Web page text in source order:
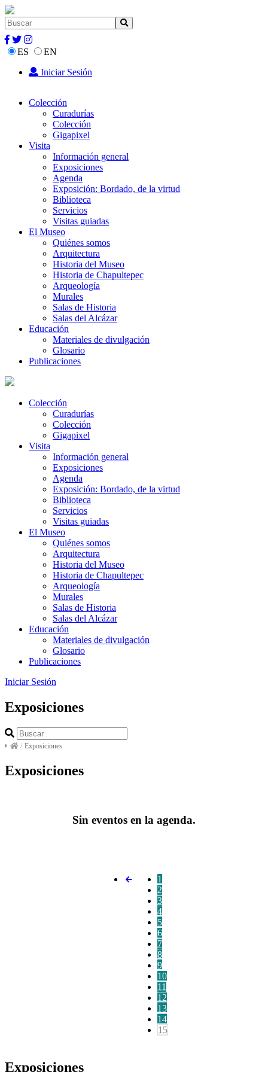
ES
EN
Iniciar Sesión
Colección
Curadurías
Colección
Gigapixel
Visita
Información general
Exposiciones
Agenda
Exposición: Bordado, de la virtud
Biblioteca
Servicios
Visitas guiadas
El Museo
Quiénes somos
Arquitectura
Historia del Museo
Historia de Chapultepec
Arqueología
Murales
Salas de Historia
Salas del Alcázar
Educación
Materiales de divulgación
Glosario
Publicaciones
Colección
Curadurías
Colección
Gigapixel
Visita
Información general
Exposiciones
Agenda
Exposición: Bordado, de la virtud
Biblioteca
Servicios
Visitas guiadas
El Museo
Quiénes somos
Arquitectura
Historia del Museo
Historia de Chapultepec
Arqueología
Murales
Salas de Historia
Salas del Alcázar
Educación
Materiales de divulgación
Glosario
Publicaciones
Iniciar Sesión
Exposiciones
/ Exposiciones
Exposiciones
Sin eventos en la agenda.
1
2
3
4
5
6
7
8
9
10
11
12
13
14
15
Exposiciones